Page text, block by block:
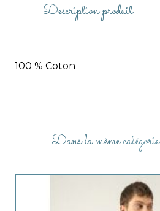
Description produit
100 % Coton
Dans la mêmecatégorie